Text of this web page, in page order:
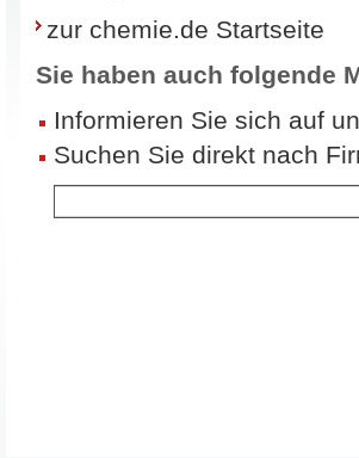
zur chemie.de Startseite
Sie haben auch folgende
Informieren Sie sich auf
Suchen Sie direkt nach